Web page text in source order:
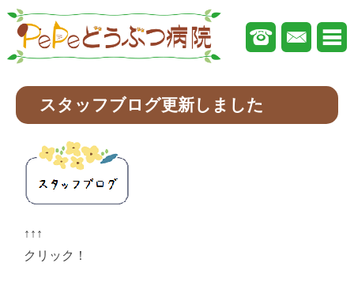
スタッフブログ更新しました
↑↑↑
クリック！